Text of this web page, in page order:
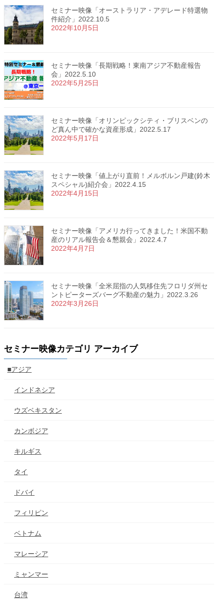
セミナー映像「オーストラリア・アデレード特選物
件紹介」2022.10.5
2022年10月5日
セミナー映像「長期戦略！東南アジア不動産報告
会」2022.5.10
2022年5月25日
セミナー映像「オリンピックシティ・ブリスベンの
ど真ん中で確かな資産形成」2022.5.17
2022年5月17日
セミナー映像「値上がり直前！メルボルン戸建(鈴木
スペシャル)紹介会」2022.4.15
2022年4月15日
セミナー映像「アメリカ行ってきました！米国不動
産のリアル報告会＆懇親会」2022.4.7
2022年4月7日
セミナー映像「全米屈指の人気移住先フロリダ州セ
ントピーターズバーグ不動産の魅力」2022.3.26
2022年3月26日
セミナー映像カテゴリ アーカイブ
■アジア
インドネシア
ウズベキスタン
カンボジア
キルギス
タイ
ドバイ
フィリピン
ベトナム
マレーシア
ミャンマー
台湾